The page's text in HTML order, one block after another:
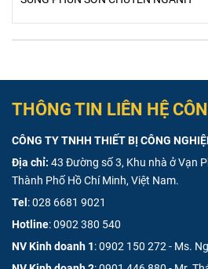
THÔNG TIN LIÊN HỆ
CÔNG TY TNHH THIẾT BỊ CÔNG
Địa chỉ: 43 Đường số 3, Khu nhà ở Vạn
Thành Phố Hồ Chí Minh, Việt Nam.
Tel :028 6681 9021
Hotline:0902 380 540
NV Kinh doanh 1:0902 150 272 - Ms.